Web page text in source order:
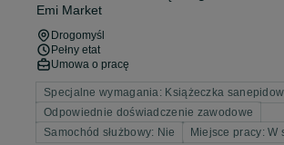
Emi Market
Drogomyśl
Pełny etat
Umowa o pracę
Specjalne wymagania: Książeczka
Odpowiednie doświadczenie zawodowe
Samochód służbowy: Nie
Miejsce pracy: W